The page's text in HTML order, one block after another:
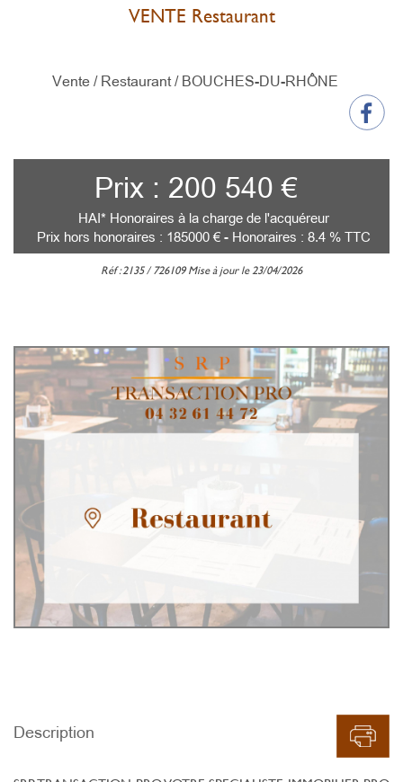
VENTE Restaurant
Vente / Restaurant / BOUCHES-DU-RHÔNE
Prix : 200 540 €
HAI* Honoraires à la charge de l'acquéreur
Prix hors honoraires : 185000 € - Honoraires : 8.4 % TTC
Réf : 2135 / 726109 Mise à jour le 23/04/2026
Description